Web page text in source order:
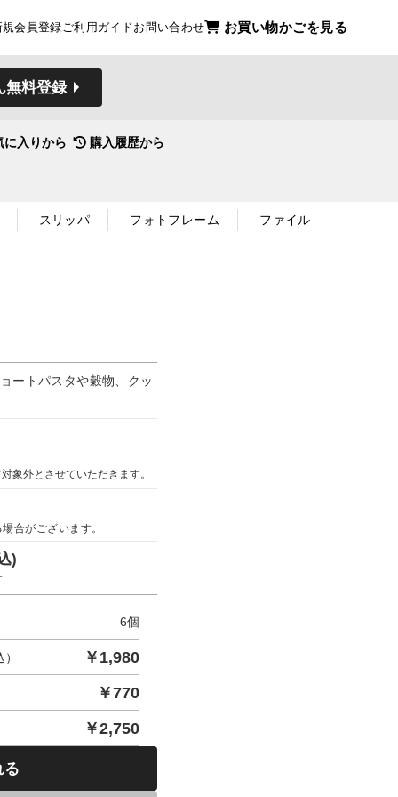
規会員登録ご利用ガイドお問い合わせ お買い物かごを見る
無料登録
に入りから 購入履歴から
スリッパ フォトフレーム ファイル
ートパスタや穀物、クッ
象外とさせていただきます。
合がございます。
)
6個
￥ 1,980
￥770
￥2,750
る